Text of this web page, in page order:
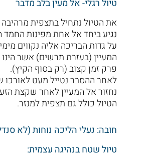
טיול רגלי- אל מעין בלב מדבר
את הטיול נתחיל בתצפית
נגיע ביחד אל אחת מפינות
על גדות הבריכה אליה נקווים
המעיין (בעזרת תרשים) אשר
פרק זמן קצוב (רק בסוף הקיץ).
לאחר ההסבר נטייל מעט לאורכו
נחזור אל המעיין לאחר שקצת
הטיול כולל גם תצפית למנזר.
חובה: נעלי הליכה נוחות (לא סנדלים
טיול שטח בנהיגה עצמית: